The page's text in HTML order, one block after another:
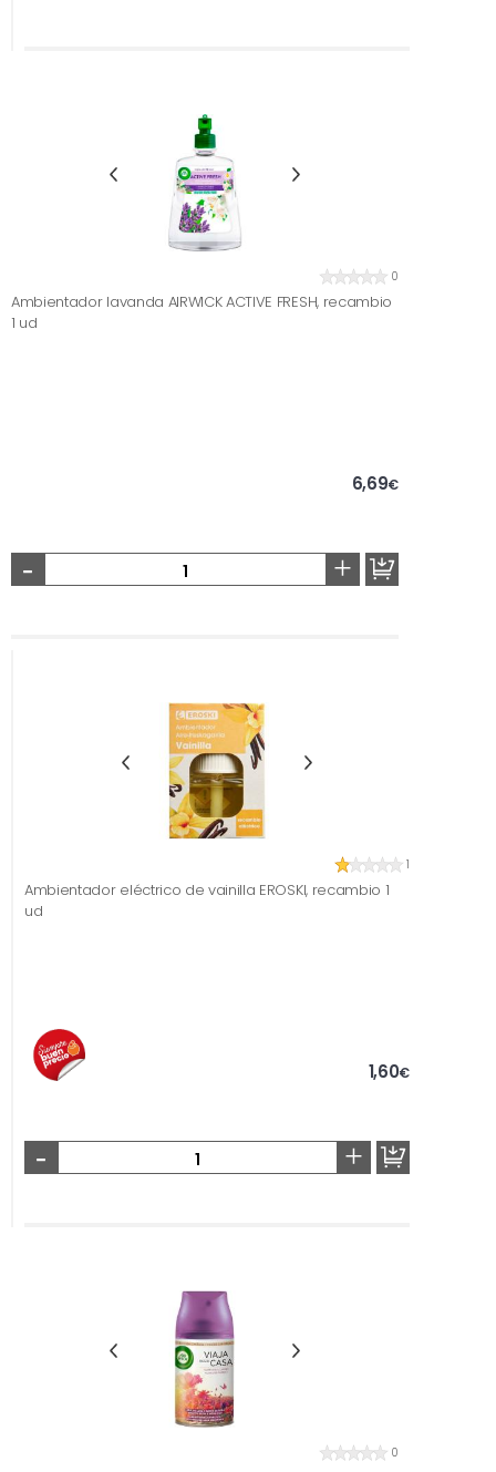
0
Ambientador lavanda AIRWICK ACTIVE FRESH, recambio
1 ud
6,69€
- +
1
Ambientador eléctrico de vainilla EROSKI, recambio 1
ud
1,60€
- +
0